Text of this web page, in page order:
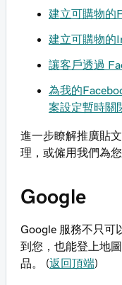
建立可購物的
建立可購物的
讓客戶透過
為我的
案設定暫時關
進一步瞭解推廣貼
理，或僱用我們為您
Google
Google 服務不只可
到您，也能登上地
品。 (返回頂端)